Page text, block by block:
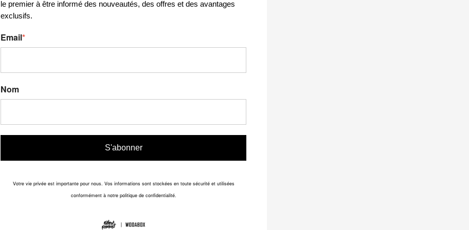
le premier à être informé des nouveautés, des offres et des avantages
exclusifs.
Email*
Nom
S'abonner
Votre vie privée est importante pour nous. Vos informations sont stockées en toute sécurité et utilisées
conformément à notre politique de confidentialité.